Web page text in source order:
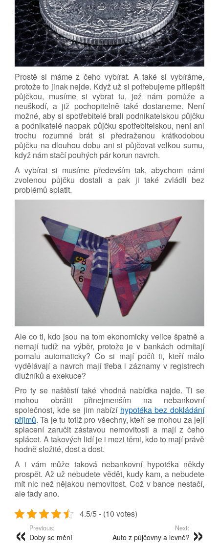
Prostě si máme z čeho vybírat. A také si vybíráme,
protože to jinak nejde. Když už si potřebujeme přilepšit
půjčkou, musíme si vybrat tu, jež nám pomůže a
neuškodí, a již pochopitelně také dostaneme. Není
možné, aby si spotřebitelé brali podnikatelskou půjčku
a podnikatelé naopak půjčku spotřebitelskou, není ani
trochu rozumné brát si předraženou krátkodobou
půjčku na dlouhou dobu ani si půjčovat velkou sumu,
když nám stačí pouhých pár korun navrch.
A vybírat si musíme především tak, abychom námi
zvolenou půjčku dostali a pak ji také zvládli bez
problémů splatit.
Ale co ti, kdo jsou na tom ekonomicky velice špatně a
nemají tudíž na výběr, protože je v bankách odmítají
pomalu automaticky? Co si mají počít ti, kteří málo
vydělávají a navrch mají třeba i záznamy v registrech
dlužníků a exekuce?
Pro ty se naštěstí také vhodná nabídka najde. Ti se
mohou obrátit přinejmenším na nebankovní
společnost, kde se jim nabízí hypotéka bez dokládání
příjmů. Ta je tu totiž pro všechny, kteří se mohou za její
splacení zaručit zástavou nemovitosti a mají z čeho
splácet. A takových lidí je i mezi těmi, kdo to mají právě
hodně složité, dost a dost.
A i vám může taková nebankovní hypotéka někdy
prospět. Až už nebudete vědět, kudy kam, a nebudete
mít nic než nějakou nemovitost. Což v bance nestačí,
ale tady ano.
4.5/5 - (10 votes)
Previous:
Doby se mění
Next:
Auto z půjčovny a levně?